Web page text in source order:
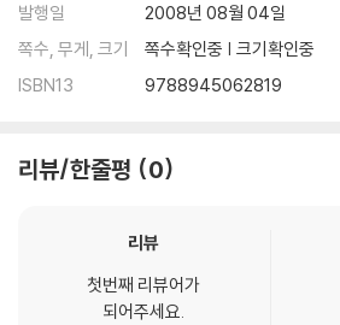
발행일
2008년 08월 04일
쪽수, 무게, 크기
쪽수확인중 | 크기확인중
ISBN13
9788945062819
리뷰/한줄평 0
리뷰
첫번째 리뷰어가
되어주세요.